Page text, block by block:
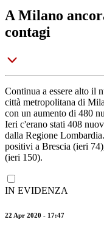
A Milano
contagi
Continua a essere alto il
città metropolitana di
con un aumento di 480
Ieri c'erano stati 408
dalla Regione
positivi a Brescia (ieri
(ieri 150).
IN EVIDENZA
22 Apr 2020 - 17:47